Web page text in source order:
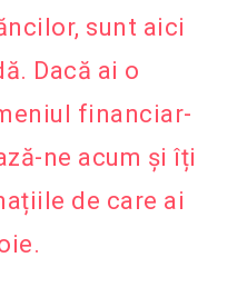
sunt aici
Dacă ai o
financiar-
ne acum și îți
de care ai